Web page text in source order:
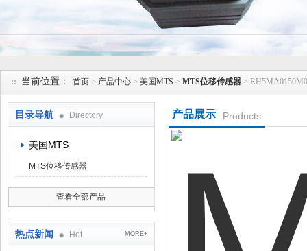
上海维特锐实业发展有限公司
当前位置： 首页 > 产品中心 > 美国MTS > MTS位移传感器 >
目录导航 Directory
美国MTS
MTS位移传感器
查看全部产品
热点新闻 Hot MORE+
产品展示 Products